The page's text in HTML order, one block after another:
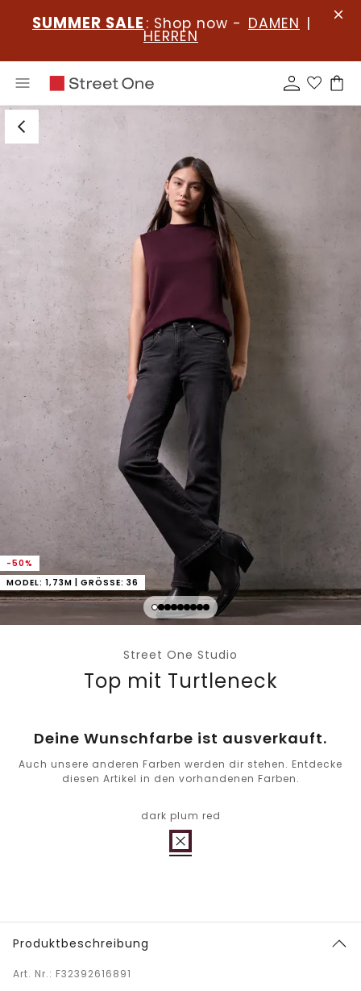
SUMMER SALE : Shop now - DAMEN |
HERREN
-50%
MODEL: 1,73M | GRÖSSE: 36
Street One Studio
Top mit Turtleneck
Deine Wunschfarbe ist ausverkauft.
Auch unsere anderen Farben werden dir stehen. Entdecke
diesen Artikel in den vorhandenen Farben.
dark plum red
Produktbeschreibung
Art. Nr.: F32392616891